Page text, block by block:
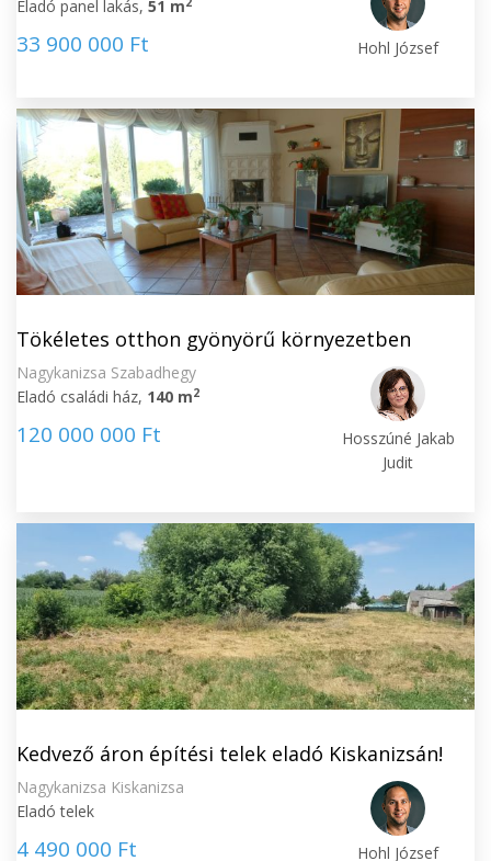
Eladó panel lakás, 51 m
33 900 000 Ft Hohl József
Tökéletes otthon gyönyörű környezetben
Nagykanizsa Szabadhegy
Eladó családi ház, 140 m2
120 000 000 Ft
Hosszúné Jakab
Judit
Kedvező áron építési telek eladó Kiskanizsán!
Nagykanizsa Kiskanizsa
Eladó telek
4 490 000 Ft Hohl József